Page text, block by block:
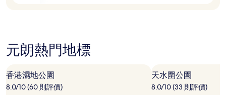
元朗熱門地標
香港濕地公園
8.0/10 (60 則評價)
天水圍公園
8.0/10 (33 則評價)